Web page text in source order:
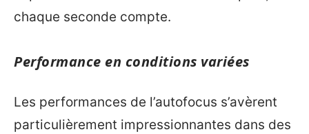
chaque seconde compte.
Performance en conditions variées
Les performances de l’autofocus s’avèrent
particulièrement impressionnantes dans des